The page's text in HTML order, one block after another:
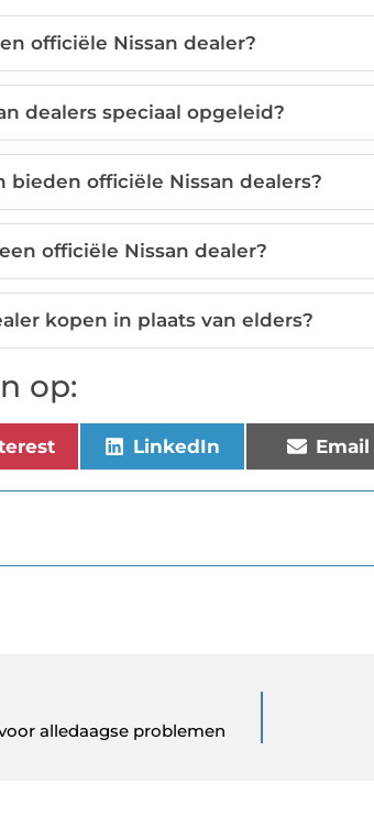
officiële Nissan dealer?
dealers speciaal opgeleid?
officiële Nissan dealers?
officiële Nissan dealer?
kopen in plaats van elders?
op:
LinkedIn Email
alledaagse problemen